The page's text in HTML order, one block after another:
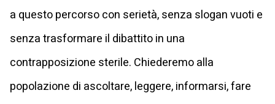
a questo percorso con serietà, senza slogan vuoti e
senza trasformare il dibattito in una
contrapposizione sterile. Chiederemo alla
popolazione di ascoltare, leggere, informarsi, fare